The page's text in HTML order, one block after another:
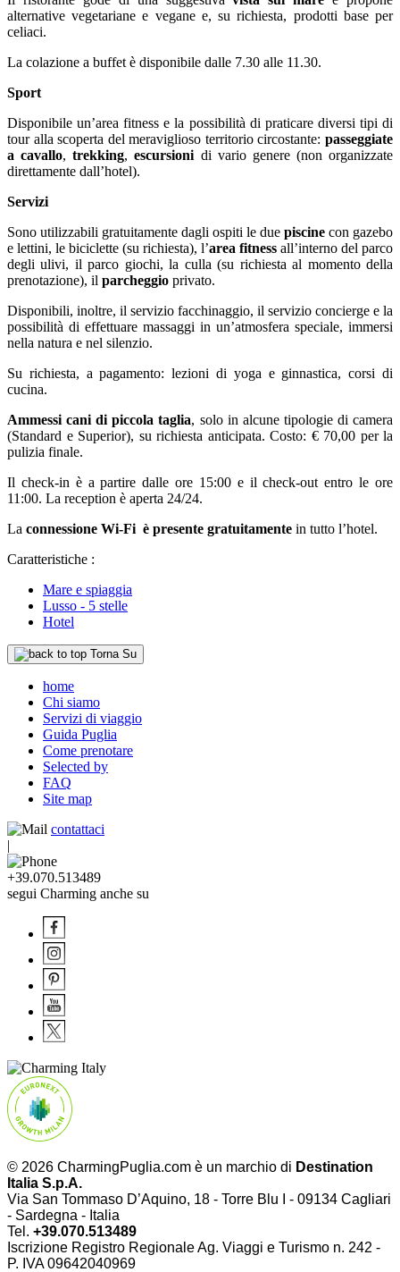
alternative vegetariane e vegane e, su richiesta, prodotti base per
celiaci.
La colazione a buffet è disponibile dalle 7.30 alle 11.30.
Sport
Disponibile un’area fitness e la possibilità di praticare diversi tipi di
tour alla scoperta del meraviglioso territorio circostante: passeggiate
a cavallo,trekking,escursioni di vario genere (non organizzate
direttamente dall’hotel).
Servizi
Sono utilizzabili gratuitamente dagli ospiti le due piscine con gazebo
e lettini, le biciclette (su richiesta), l’area fitness all’interno del parco
degli ulivi, il parco giochi, la culla (su richiesta al momento della
prenotazione), il parcheggio privato.
Disponibili, inoltre, il servizio facchinaggio, il servizio concierge e la
possibilità di effettuare massaggi in un’atmosfera speciale, immersi
nella natura e nel silenzio.
Su richiesta, a pagamento: lezioni di yoga e ginnastica, corsi di
cucina.
Ammessi cani di piccola taglia, solo in alcune tipologie di camera
(Standard e Superior), su richiesta anticipata. Costo: € 70,00 per la
pulizia finale.
Il check-in è a partire dalle ore 15:00 e il check-out entro le ore
11:00. La reception è aperta 24/24.
La connessione Wi-Fi è presente gratuitamente in tutto l’hotel.
Caratteristiche :
Mare e spiaggia
Lusso - 5 stelle
Hotel
Torna Su
home
Chi siamo
Servizi di viaggio
Guida Puglia
Come prenotare
Selected by
FAQ
Site map
contattaci
|
+39.070.513489
segui Charming anche su
© 2026 CharmingPuglia.com è un marchio di Destination
Italia S.p.A.
Via San Tommaso D’Aquino, 18 - Torre Blu I - 09134 Cagliari
- Sardegna - Italia
Tel. +39.070.513489
Iscrizione Registro Regionale Ag. Viaggi e Turismo n. 242 -
P. IVA09642040969